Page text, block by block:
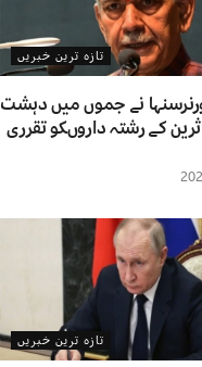
تازہ ترین خبریں
نے جموں میں دہشت
کے رشتہ داروںکو تقرری
تازہ ترین خبریں